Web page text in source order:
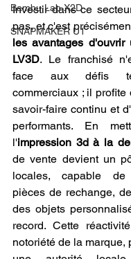
Bambu Lab X2D
SNAPMAKER U1
Investir dans ce
les avantages d'ouvrir
LV3D. Le franchisé
face aux défis
commerciaux ; il profite
savoir-faire continu et
performants. En
l'impression 3d à la
de vente devient un
locales, capable
pièces de rechange,
des objets
record. Cette
notoriété de la marque,